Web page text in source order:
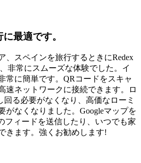
最適です。
、スペインを旅行するときにRedex
非常にスムーズな体験でした。イ
常に簡単です。QRコードをスキャ
速ネットワークに接続できます。ロ
回る必要がなくなり、高価なローミ
がなくなりました。Googleマップを
フィードを送信したり、いつでも家
きます。強くお勧めします!